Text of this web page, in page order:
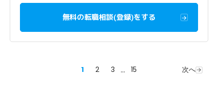
無料の転職相談(登録)をする
1 2 3 ... 15 次へ